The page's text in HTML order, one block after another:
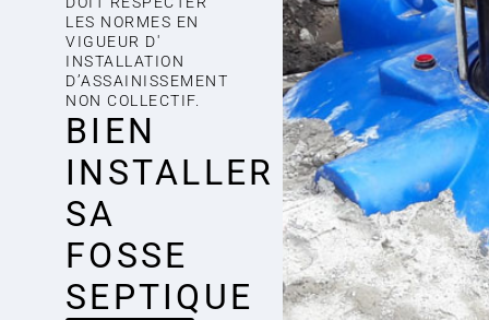
LES NORMES EN
VIGUEUR D'
INSTALLATION
D’ASSAINISSEMENT
NON COLLECTIF.
BIEN
INSTALLER
SA
FOSSE
SEPTIQUE